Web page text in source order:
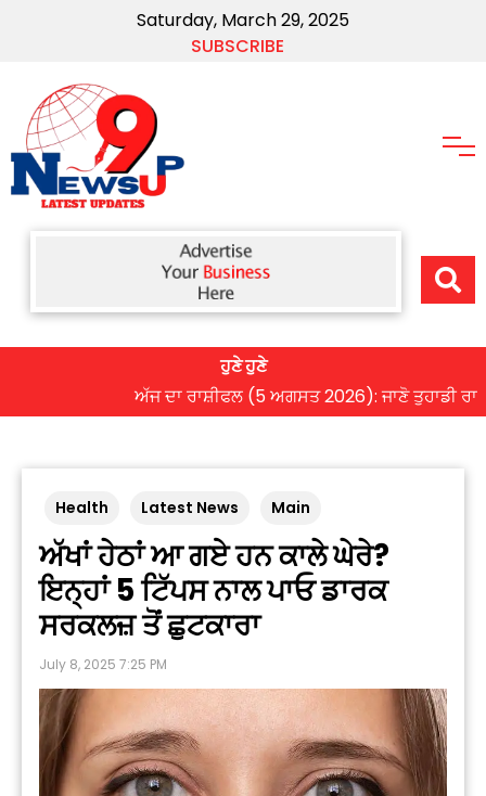
Saturday, March 29, 2025
SUBSCRIBE
ਹੁਣੇ ਹੁਣੇ
ਅੱਜ ਦਾ ਰਾਸ਼ੀਫਲ (5 ਅਗਸਤ 2026): ਜਾਣੋ ਤੁਹਾਡੀ ਰਾਸ਼ੀ
Health Latest News Main
ਅੱਖਾਂ ਹੇਠਾਂ ਆ ਗਏ ਹਨ ਕਾਲੇ ਘੇਰੇ?
ਇਨ੍ਹਾਂ 5 ਟਿੱਪਸ ਨਾਲ ਪਾਓ ਡਾਰਕ
ਸਰਕਲਜ਼ ਤੋਂ ਛੁਟਕਾਰਾ
July 8, 2025 7:25 PM